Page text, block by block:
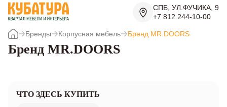
СПБ, УЛ.ФУЧИКА, 9
+7 812 244-10-00
Бренды Корпусная мебель Бренд MR.DOORS
Бренд MR.DOORS
ЧТО ЗДЕСЬ КУПИТЬ